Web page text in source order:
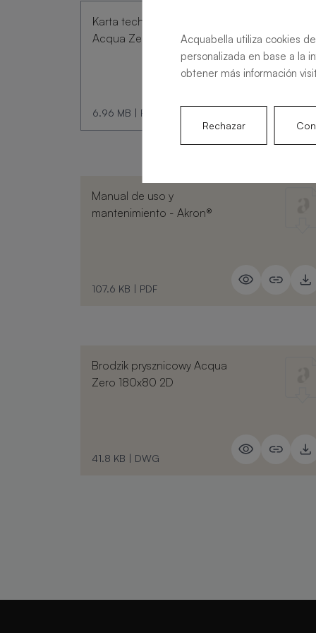
Karta techniczna brodzika
Acqua Zero
6.96 MB | PDF
Manual de uso y
mantenimiento - Akron®
107.6 KB | PDF
Brodzik prysznicowy Acqua
Zero 180x80 2D
41.8 KB | DWG
Acquabella utiliza cookies
personalizada en base a la
obtener más información
Rechazar